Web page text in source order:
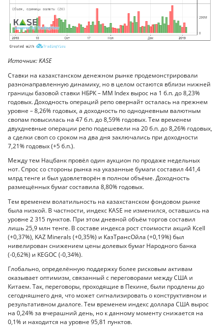
Источник: KASE
Ставки на казахстанском денежном рынке продемонстрировали
разнонаправленную динамику, но в целом остаются вблизи нижней
границы базовой ставки НБРК – MM Index вырос на 1 б.п. до 8,23%
годовых. Доходность операций репо овернайт осталась на прежнем
уровне – 8,26% годовых, а доходность по однодневным валютным
свопам повысилась на 47 б.п. до 8,59% годовых. Тем временем
двухдневные операции репо подешевели на 20 б.п. до 8,26% годовых,
а сделки своп со сроком на два дня заключались при доходности
7,21% годовых (+5 б.п.).
Между тем Нацбанк провёл один аукцион по продаже недельных
нот. Спрос со стороны рынка на указанные бумаги составил 441,4
млрд тенге и был удовлетворён в полном объёме. Доходность
размещённых бумаг составила 8,80% годовых.
Тем временем волатильность на казахстанском фондовом рынке
была низкой. В частности, индекс KASE не изменился, оставшись на
уровне 2 315 пунктов. При этом дневной объём торгов составил
лишь 25,9 млн тенге. В составе индекса рост стоимости акций Kcell
(+0,37%), KAZ Minerals (+0,35%) и КазТрансОйла (+0,19%) был
нивелирован снижением цены долевых бумаг Народного банка
(-0,62%) и KEGOC (-0,34%).
Глобально, определённую поддержку более рисковым активам
оказывает оптимизм, связанный с переговорами между США и
Китаем. Так, переговоры, проходящие в Пекине, были продлены до
сегодняшнего дня, что может сигнализировать о конструктивном и
результативном диалоге. Тем временем индекс доллара США вырос
на 0,24% за вчерашний день, но к данному моменту снижается на
0,1% и находится на уровне 95,81 пунктов.